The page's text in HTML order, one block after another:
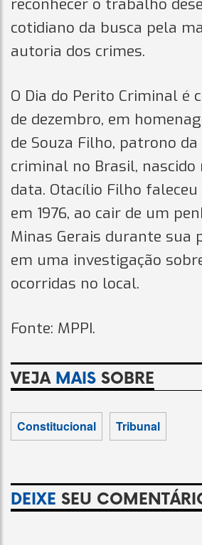
reconhecer o trabalho
cotidiano da busca pela
autoria dos crimes.
O Dia do Perito Criminal é
de dezembro, em
de Souza Filho, patrono da
criminal no Brasil, nascido
data. Otacílio Filho
em 1976, ao cair de um
Minas Gerais durante sua
em uma investigação
ocorridas no local.
Fonte: MPPI.
VEJA MAIS SOBRE
Constitucional Tribunal
DEIXE SEU